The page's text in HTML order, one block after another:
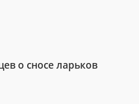
о сносе ларьков